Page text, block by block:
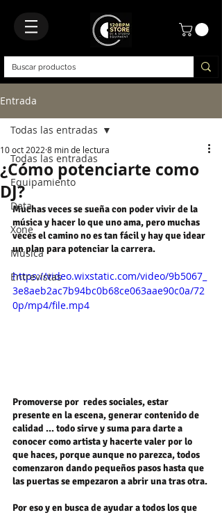
Entrada
Todas las entradas
Equipamiento
Data
Xone
Música
Entrevistas
Todas las entradas
¿Cómo potenciarte como
DJ?
10 oct 2022 8 min de lectura
Muchas veces se sueña con poder vivir de la
música y hacer lo que uno ama, pero muchas
veces el camino no es tan fácil y hay que idear
un plan para potenciar la carrera.
https://video.wixstatic.com/video/9b5067_
3e8aeb2ac7b94bc0b68ce063aae90c0a/72
0p/mp4/file.mp4
Promoverse por  redes sociales, estar
presente en la escena, generar contenido de
calidad ... todo sirve y suma para darte a
conocer como artista y hacerte valer por lo
que haces, porque aunque no parezca, todos
comenzaron dando pequeños pasos hasta que
las puertas se empezaron a abrir una tras otra.
Por eso y en busca de ayudar a todos los que